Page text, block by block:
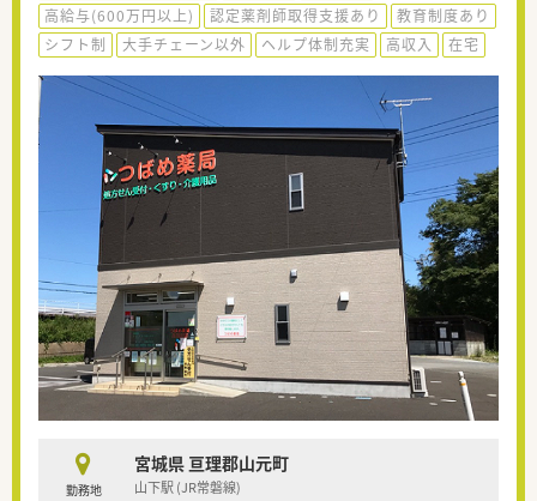
高給与(600万円以上)
認定薬剤師取得支援あり
教育制度あり
シフト制
大手チェーン以外 ヘルプ体制充実 高収入 在宅
勤務地
宮城県 亘理郡山元町
山下駅 (JR常磐線)